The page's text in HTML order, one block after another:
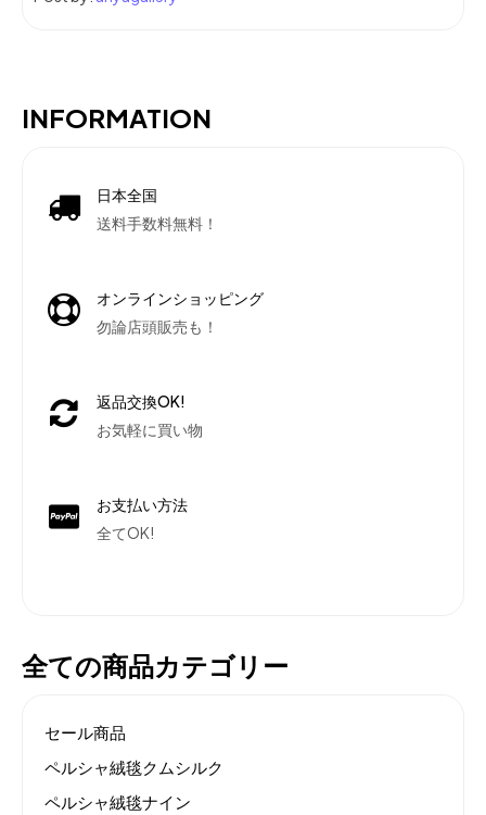
INFORMATION
日本全国
送料手数料無料！
オンラインショッピング
勿論店頭販売も！
返品交換OK!
お気軽に買い物
お支払い方法
全てOK!
全ての商品カテゴリー
セール商品
ペルシャ絨毯クムシルク
ペルシャ絨毯ナイン